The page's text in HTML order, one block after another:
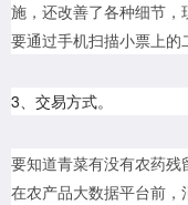
施，还改善了各种细节，
要通过手机扫描小票上的
3、交易方式。
要知道青菜有没有农药
在农产品大数据平台前